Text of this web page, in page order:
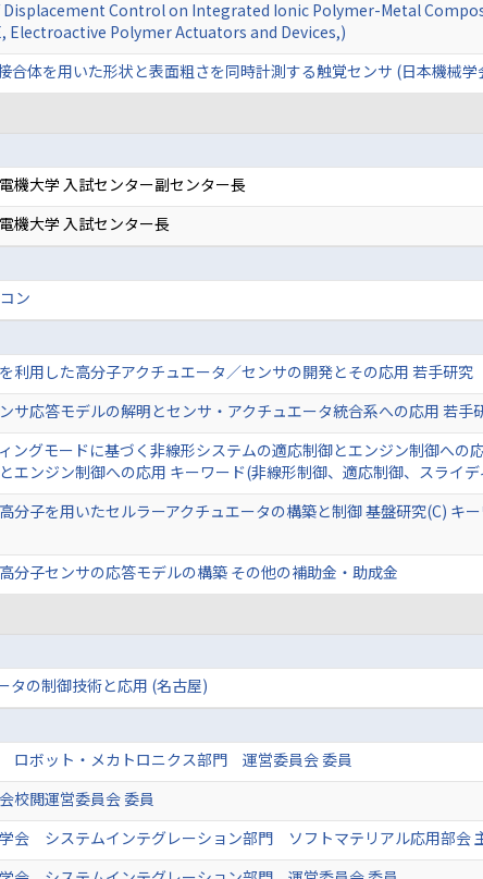
Control on Integrated Ionic Polymer-Metal
Electroactive Polymer Actuators and Devices,)
合体を用いた形状と表面粗さを同時計測する触覚センサ (日本機械
機大学 入試センター副センター長
機大学 入試センター長
ン
利用した高分子アクチュエータ／センサの開発とその応用 若手研
サ応答モデルの解明とセンサ・アクチュエータ統合系への応用 若手
ングモードに基づく非線形システムの適応制御とエンジン制御への
エンジン制御への応用 キーワード(非線形制御、適応制御、スライ
分子を用いたセルラーアクチュエータの構築と制御 基盤研究(C) キ
分子センサの応答モデルの構築 その他の補助金・助成金
タの制御技術と応用 (名古屋)
ロボット・メカトロニクス部門 運営委員会 委員
校閲運営委員会 委員
会 システムインテグレーション部門 ソフトマテリアル応用部会